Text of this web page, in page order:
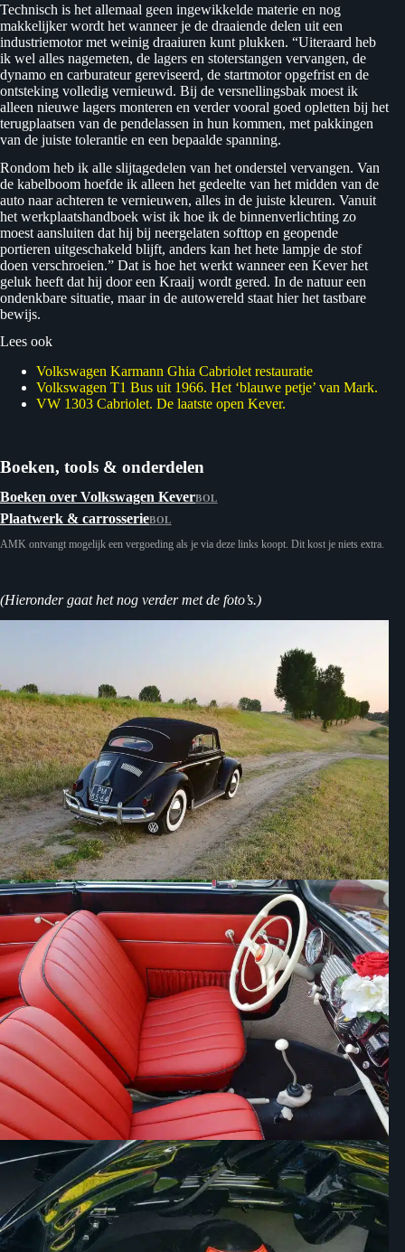
Technisch is het allemaal geen ingewikkelde materie en nog
makkelijker wordt het wanneer je de draaiende delen uit een
industriemotor met weinig draaiuren kunt plukken. “Uiteraard heb
ik wel alles nagemeten, de lagers en stoterstangen vervangen, de
dynamo en carburateur gereviseerd, de startmotor opgefrist en de
ontsteking volledig vernieuwd. Bij de versnellingsbak moest ik
alleen nieuwe lagers monteren en verder vooral goed opletten bij het
terugplaatsen van de pendelassen in hun kommen, met pakkingen
van de juiste tolerantie en een bepaalde spanning.
Rondom heb ik alle slijtagedelen van het onderstel vervangen. Van
de kabelboom hoefde ik alleen het gedeelte van het midden van de
auto naar achteren te vernieuwen, alles in de juiste kleuren. Vanuit
het werkplaatshandboek wist ik hoe ik de binnenverlichting zo
moest aansluiten dat hij bij neergelaten softtop en geopende
portieren uitgeschakeld blijft, anders kan het hete lampje de stof
doen verschroeien.” Dat is hoe het werkt wanneer een Kever het
geluk heeft dat hij door een Kraaij wordt gered. In de natuur een
ondenkbare situatie, maar in de autowereld staat hier het tastbare
bewijs.
Lees ook
Volkswagen Karmann Ghia Cabriolet restauratie
Volkswagen T1 Bus uit 1966. Het ‘blauwe petje’ van Mark.
VW 1303 Cabriolet. De laatste open Kever.
Boeken, tools & onderdelen
Boeken over Volkswagen KeverBOL
Plaatwerk & carrosserieBOL
AMK ontvangt mogelijk een vergoeding als je via deze links koopt. Dit kost je niets extra.
(Hieronder gaat het nog verder met de foto’s.)